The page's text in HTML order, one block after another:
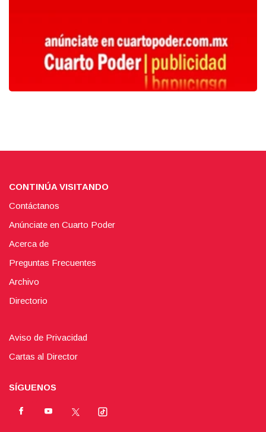
CONTINÚA VISITANDO
Contáctanos
Anúnciate en Cuarto Poder
Acerca de
Preguntas Frecuentes
Archivo
Directorio
Aviso de Privacidad
Cartas al Director
SÍGUENOS